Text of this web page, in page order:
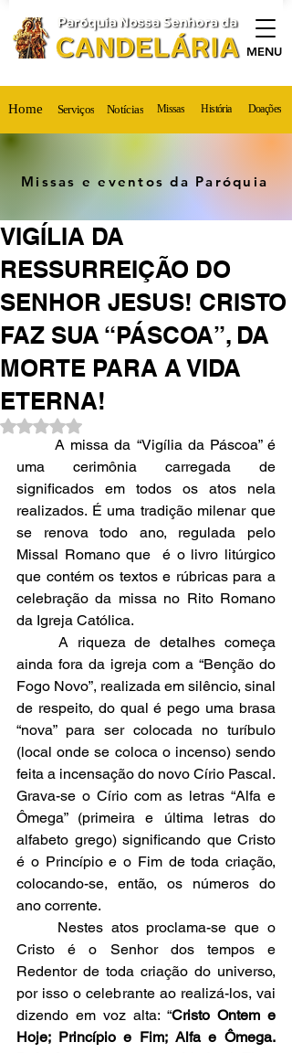
Home Serviços Notícias Missas História Doações
MENU
Missas e eventos da Paróquia
VIGÍLIA DA
RESSURREIÇÃO DO
SENHOR JESUS! CRISTO
FAZ SUA “PÁSCOA”, DA
MORTE PARA A VIDA
ETERNA!
Avaliado com NaN de 5 estrelas.
	A missa da “Vigília da Páscoa” é
uma cerimônia carregada de
significados em todos os atos nela
realizados. É uma tradição milenar que
se renova todo ano, regulada pelo
Missal Romano que  é o livro litúrgico
que contém os textos e rúbricas para a
celebração da missa no Rito Romano
da Igreja Católica.
ainda fora da igreja com a “Benção do
Fogo Novo”, realizada em silêncio, sinal
de respeito, do qual é pego uma brasa
“nova” para ser colocada no turíbulo
(local onde se coloca o incenso) sendo
feita a incensação do novo Círio Pascal.
Grava-se o Círio com as letras “Alfa e
Ômega” (primeira e última letras do
alfabeto grego) significando que Cristo
é o Princípio e o Fim de toda criação,
colocando-se, então, os números do
ano corrente.
Cristo é o Senhor dos tempos e
Redentor de toda criação do universo,
por isso o celebrante ao realizá-los, vai
dizendo em voz alta: “Cristo Ontem e
Hoje; Princípio e Fim; Alfa e Ômega.